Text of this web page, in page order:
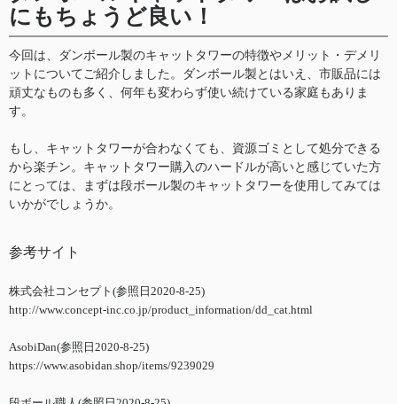
にもちょうど良い！
今回は、ダンボール製のキャットタワーの特徴やメリット・デメリ
ットについてご紹介しました。ダンボール製とはいえ、市販品には
頑丈なものも多く、何年も変わらず使い続けている家庭もありま
す。
もし、キャットタワーが合わなくても、資源ゴミとして処分できる
から楽チン。キャットタワー購入のハードルが高いと感じていた方
にとっては、まずは段ボール製のキャットタワーを使用してみては
いかがでしょうか。
参考サイト
株式会社コンセプト(参照日2020-8-25)
http://www.concept-inc.co.jp/product_information/dd_cat.html
AsobiDan(参照日2020-8-25)
https://www.asobidan.shop/items/9239029